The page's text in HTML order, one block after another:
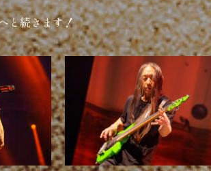
と続きます！